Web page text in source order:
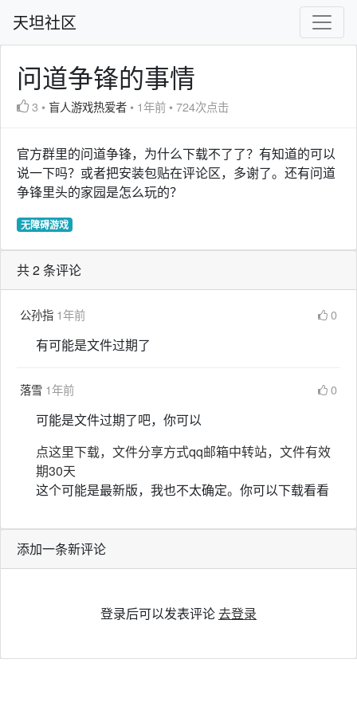
天坦社区
问道争锋的事情
3 • 盲人游戏热爱者 • 1年前 •724次点击
官方群里的问道争锋，为什么下载不了了？有知道的可以
说一下吗？或者把安装包贴在评论区，多谢了。还有问道
争锋里头的家园是怎么玩的？
无障碍游戏
共 2 条评论
公孙指 1年前 0
有可能是文件过期了
落雪 1年前 0
可能是文件过期了吧，你可以
点这里下载，文件分享方式qq邮箱中转站，文件有效
期30天
这个可能是最新版，我也不太确定。你可以下载看看
添加一条新评论
登录后可以发表评论去登录